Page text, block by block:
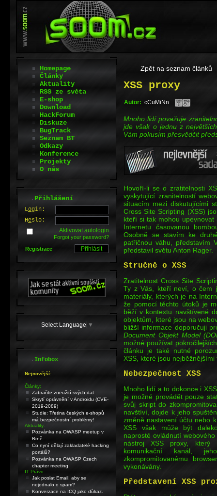
Zpět na seznam článků
XSS proxy
Autor: .cCuMiNn.
Mnoho lidí považuje
jde však o jednu z
Vám pokusím přesvědčit
Hovoří-li se o zratitelnosti
vyskytující zranitelností
situacím mezi diskutujícími
Cross Site Scripting (XSS)
kteří si tak mohou
Internetu časovanou
Osobně se stavím ke
patřičnou váhu, představím
představil světu Anton Rager.
Stručně o XSS
Zratitelnost Cross Site
Ty z Vás, kteří neví, o čem
materiály, kterých je na
že pomocí těchto útoků je
běží v kontextu navštívené
objektům, které jsou na
bližší informace doporučuji
Document Objekt Model
možné používat
článku je také nutné
XSS, které jsou
Nebezpečnost XSS
Mnoho lidí a to dokonce i
je možné provádět pouze
svůj skript do
navštíví, dojde k jeho
změně nastavení účtu nebo
XSS však může být
naprosté ovládnutí
nástroj XSS proxy,
komunikační kanál,
zkompromitovanému
vykonávány.
Představení XSS
Homepage
Články
Aktuality
RSS ze světa
E-shop
Download
HackForum
Diskuze
BugTrack
Seznam BT
Odkazy
Konference
Projekty
O nás
.Přihlášení
Login:
Heslo:
Aktivovatautologin
Forgot your password?
Registrace
Select Language ▼
.Infobox
Nejnovější:
Články:
Zabraňte zneužití svých dat
Skrytí oprávnění v Androidu (CVE-
2019-2089)
Studie: Třetina českých e-shopů
má bezpečnostní problémy!
Aktuality:
Pozvánka na OWASP meetup v
Brně
Co nyní dělají zakladatelé hacking
portálů?
Pozvánka na OWASP Czech
chapter meeting
IT Právo:
Jak poslat Email, aby se
nejednalo o spam?
Konverzace na ICQ jako důkaz.